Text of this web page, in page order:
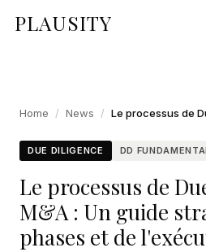
PLAUSITY
Home / News /
DUE DILIGENCE DD
Le processus de
M&A : Un guide
phases et de